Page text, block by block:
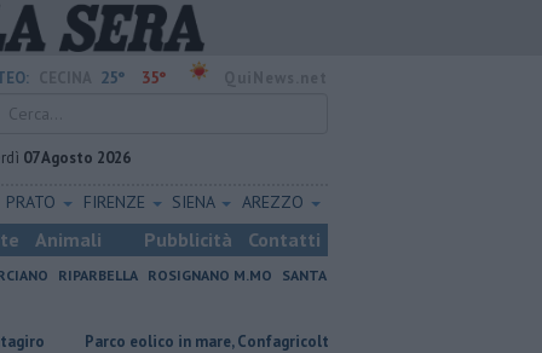
25° 35°
07 Agosto 2026
PRATO FIRENZE SIENA AREZZO
Animali Pubblicità Contatti
RIPARBELLA ROSIGNANO M.MO
SANTA
eolico in mare, Confagricoltura contraria